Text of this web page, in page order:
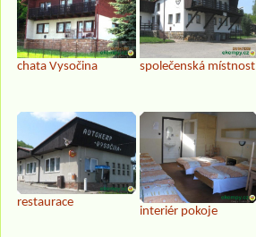
chata Vysočina společenská místnost
restaurace
interiér pokoje